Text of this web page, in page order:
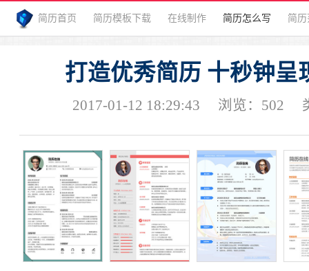
简历首页 简历模板下载 在线制作 简历怎么写 简
打造优秀简历 十秒钟呈
2017-01-12 18:29:43 浏览： 502